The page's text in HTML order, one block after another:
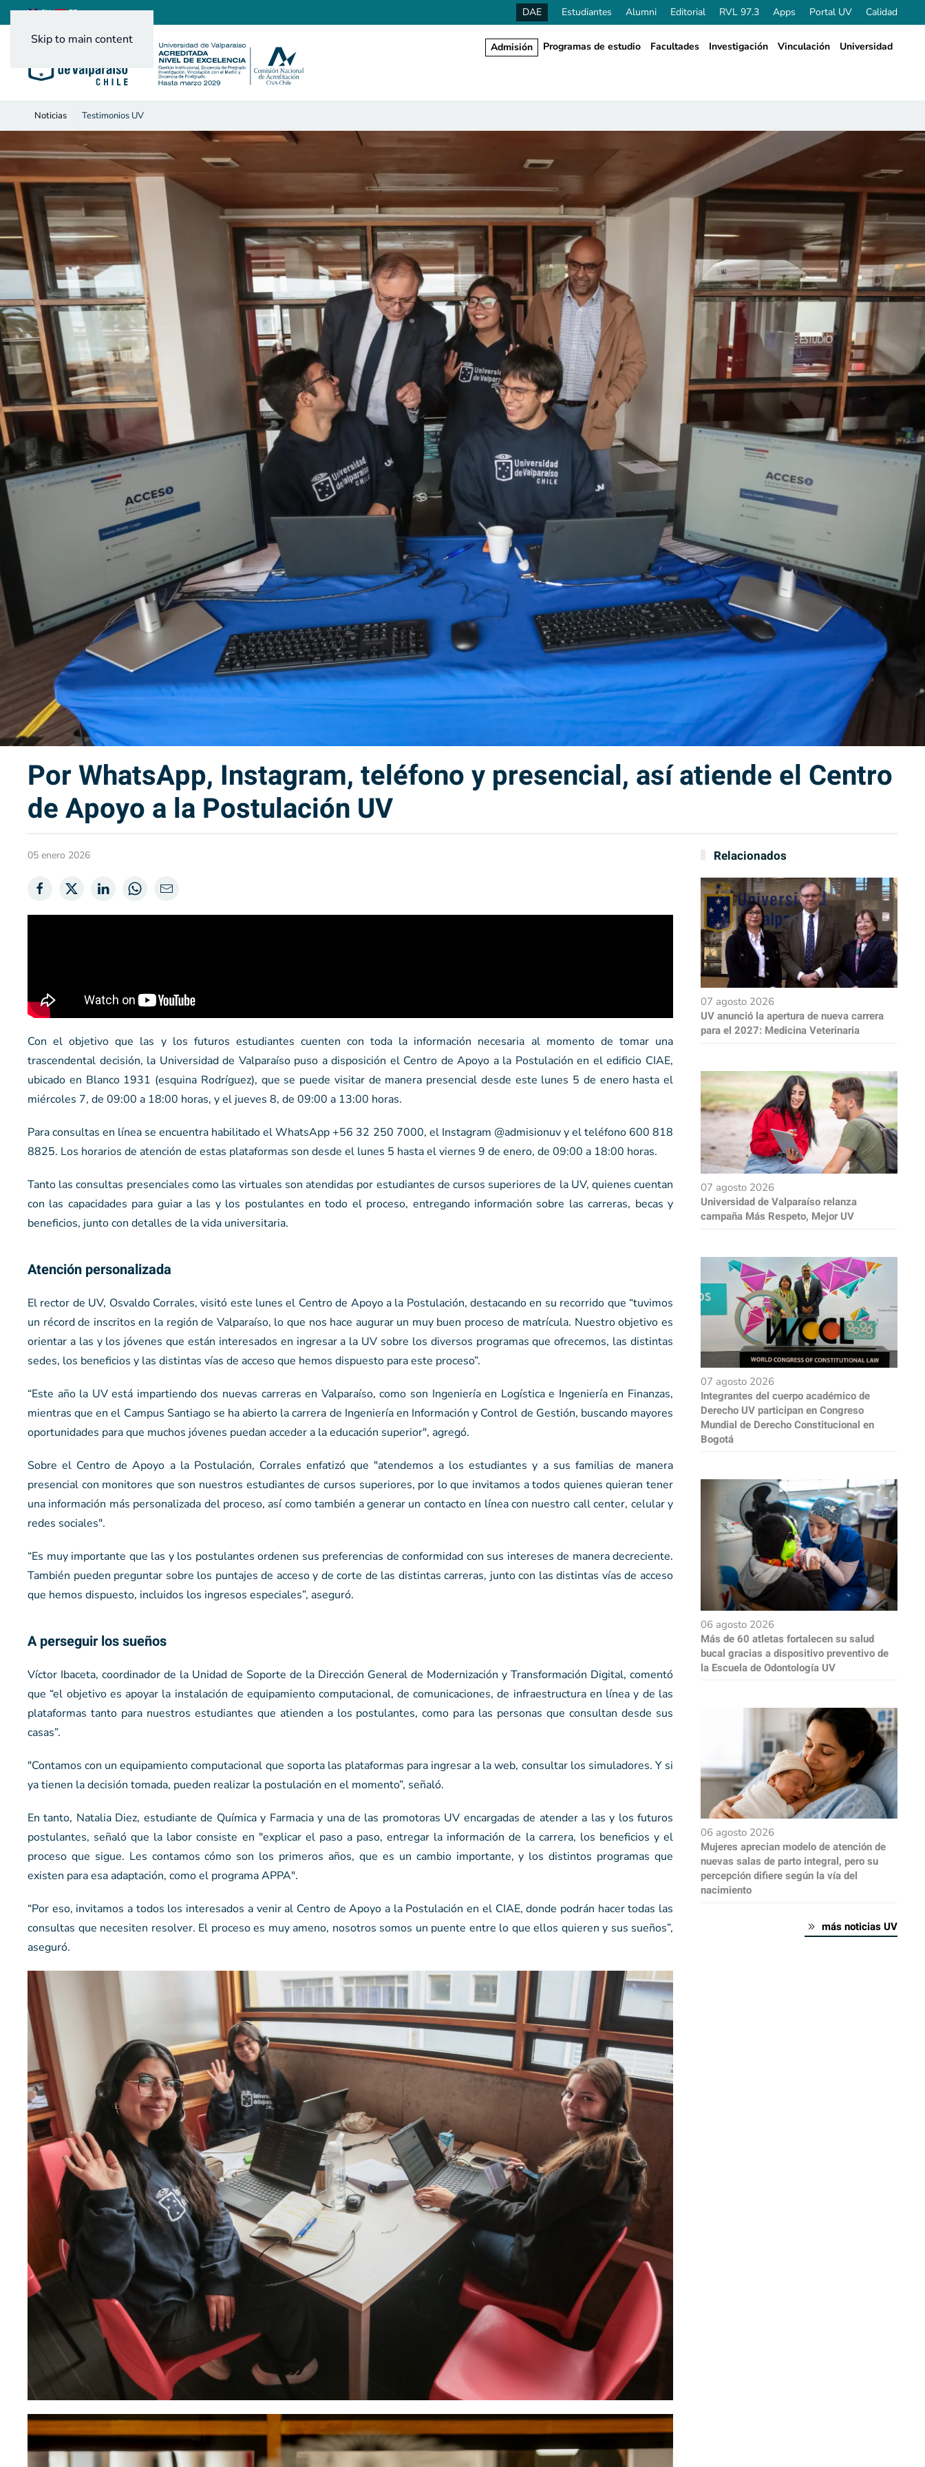
Skip to main content
EN ES DAE Estudiantes Alumni Editorial RVL 97.3 Apps Portal UV Calidad
Admisión Programas de estudio Facultades Investigación Vinculación Universidad
Noticias Testimonios UV
Por WhatsApp, Instagram, teléfono y presencial, así atiende el Centro
de Apoyo a la Postulación UV
05 enero 2026
Con el objetivo que las y los futuros estudiantes cuenten con toda la información necesaria al momento de tomar una
trascendental decisión, la Universidad de Valparaíso puso a disposición el Centro de Apoyo a la Postulación en el edificio CIAE,
ubicado en Blanco 1931 (esquina Rodríguez), que se puede visitar de manera presencial desde este lunes 5 de enero hasta el
miércoles 7, de 09:00 a 18:00 horas, y el jueves 8, de 09:00 a 13:00 horas.
Para consultas en línea se encuentra habilitado el WhatsApp +56 32 250 7000, el Instagram @admisionuv y el teléfono 600 818
8825. Los horarios de atención de estas plataformas son desde el lunes 5 hasta el viernes 9 de enero, de 09:00 a 18:00 horas.
Tanto las consultas presenciales como las virtuales son atendidas por estudiantes de cursos superiores de la UV, quienes cuentan
con las capacidades para guiar a las y los postulantes en todo el proceso, entregando información sobre las carreras, becas y
beneficios, junto con detalles de la vida universitaria.
Atención personalizada
El rector de UV, Osvaldo Corrales, visitó este lunes el Centro de Apoyo a la Postulación, destacando en su recorrido que “tuvimos
un récord de inscritos en la región de Valparaíso, lo que nos hace augurar un muy buen proceso de matrícula. Nuestro objetivo es
orientar a las y los jóvenes que están interesados en ingresar a la UV sobre los diversos programas que ofrecemos, las distintas
sedes, los beneficios y las distintas vías de acceso que hemos dispuesto para este proceso”.
“Este año la UV está impartiendo dos nuevas carreras en Valparaíso, como son Ingeniería en Logística e Ingeniería en Finanzas,
mientras que en el Campus Santiago se ha abierto la carrera de Ingeniería en Información y Control de Gestión, buscando mayores
oportunidades para que muchos jóvenes puedan acceder a la educación superior", agregó.
Sobre el Centro de Apoyo a la Postulación, Corrales enfatizó que "atendemos a los estudiantes y a sus familias de manera
presencial con monitores que son nuestros estudiantes de cursos superiores, por lo que invitamos a todos quienes quieran tener
una información más personalizada del proceso, así como también a generar un contacto en línea con nuestro call center, celular y
redes sociales".
“Es muy importante que las y los postulantes ordenen sus preferencias de conformidad con sus intereses de manera decreciente.
También pueden preguntar sobre los puntajes de acceso y de corte de las distintas carreras, junto con las distintas vías de acceso
que hemos dispuesto, incluidos los ingresos especiales”, aseguró.
A perseguir los sueños
Víctor Ibaceta, coordinador de la Unidad de Soporte de la Dirección General de Modernización y Transformación Digital, comentó
que “el objetivo es apoyar la instalación de equipamiento computacional, de comunicaciones, de infraestructura en línea y de las
plataformas tanto para nuestros estudiantes que atienden a los postulantes, como para las personas que consultan desde sus
casas”.
"Contamos con un equipamiento computacional que soporta las plataformas para ingresar a la web, consultar los simuladores. Y si
ya tienen la decisión tomada, pueden realizar la postulación en el momento”, señaló.
En tanto, Natalia Diez, estudiante de Química y Farmacia y una de las promotoras UV encargadas de atender a las y los futuros
postulantes, señaló que la labor consiste en "explicar el paso a paso, entregar la información de la carrera, los beneficios y el
proceso que sigue. Les contamos cómo son los primeros años, que es un cambio importante, y los distintos programas que
existen para esa adaptación, como el programa APPA".
“Por eso, invitamos a todos los interesados a venir al Centro de Apoyo a la Postulación en el CIAE, donde podrán hacer todas las
consultas que necesiten resolver. El proceso es muy ameno, nosotros somos un puente entre lo que ellos quieren y sus sueños”,
aseguró.
Relacionados
07 agosto 2026
UV anunció la apertura de nueva carrera
para el 2027: Medicina Veterinaria
07 agosto 2026
Universidad de Valparaíso relanza
campaña Más Respeto, Mejor UV
07 agosto 2026
Integrantes del cuerpo académico de
Derecho UV participan en Congreso
Mundial de Derecho Constitucional en
Bogotá
06 agosto 2026
Más de 60 atletas fortalecen su salud
bucal gracias a dispositivo preventivo de
la Escuela de Odontología UV
06 agosto 2026
Mujeres aprecian modelo de atención de
nuevas salas de parto integral, pero su
percepción difiere según la vía del
nacimiento
más noticias UV